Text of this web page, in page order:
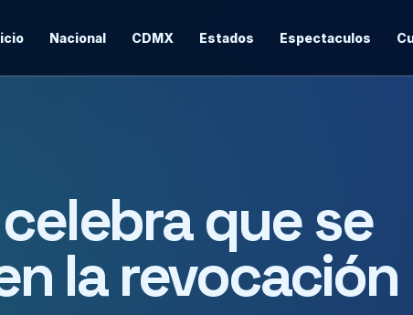
Nacional CDMX Estados Espectaculos
que se
la revocación